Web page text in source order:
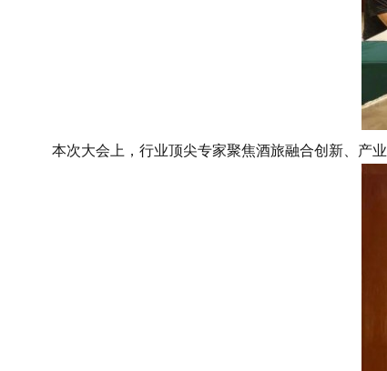
本次大会上，行业顶尖专家聚焦酒旅融合创新、产业